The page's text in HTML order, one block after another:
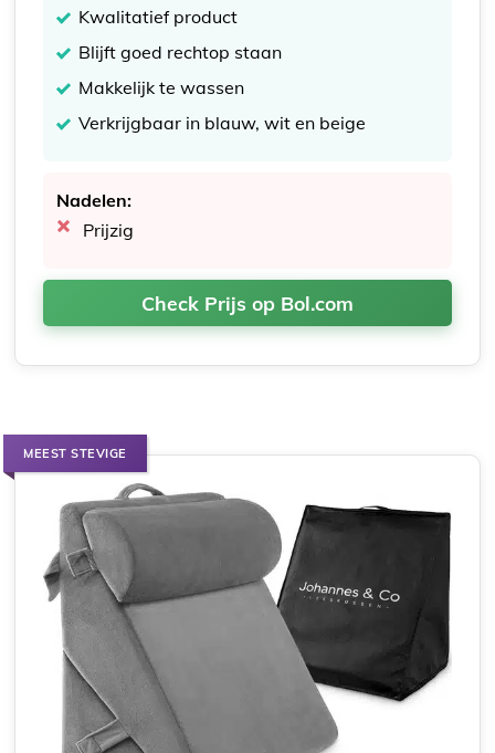
Kwalitatief product
Blijft goed rechtop staan
Makkelijk te wassen
Verkrijgbaar in blauw, wit en beige
Nadelen:
Prijzig
Check Prijs op Bol.com
MEEST STEVIGE